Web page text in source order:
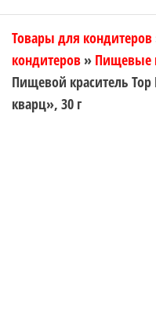
Товары для кондитеров
кондитеров » Пищевые
Пищевой краситель
кварц», 30 г